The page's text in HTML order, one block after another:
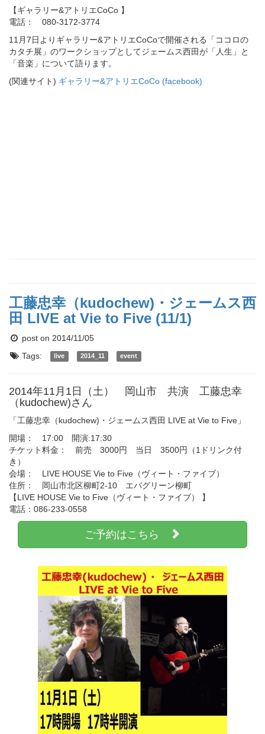
【ギャラリー&アトリエCoCo 】
電話： 080-3172-3774
11月7日よりギャラリー&アトリエCoCoで開催される「ココロの
カタチ展」のワークショップとしてジェームス西田が「人生」と
「音楽」について語ります。
(関連サイト) ギャラリー&アトリエCoCo (facebook)
工藤忠幸（kudochew)・ジェームス西
田 LIVE at Vie to Five (11/1)
post on 2014/11/05
Tags:
live 2014_11 event
2014年11月1日（土） 岡山市 共演 工藤忠幸
（kudochew)さん
「工藤忠幸（kudochew)・ジェームス西田 LIVE at Vie to Five」
開場： 17:00 開演:17:30
チケット料金： 前売 3000円 当日 3500円（1ドリンク付
き）
会場： LIVE HOUSE Vie to Five（ヴィート・ファイブ）
住所： 岡山市北区柳町2-10 エバグリーン柳町
【LIVE HOUSE Vie to Five（ヴィート・ファイブ） 】
電話：086-233-0558
ご予約はこちら